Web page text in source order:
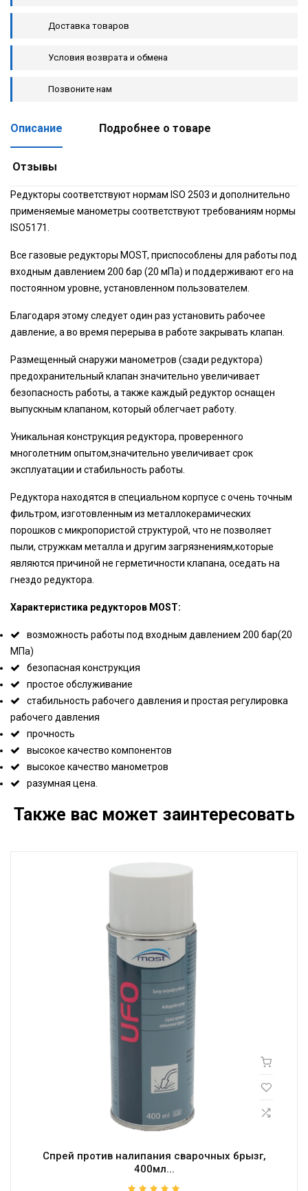
Доставка товаров
Условия возврата и обмена
Позвоните нам
Описание Подробнее о товаре
Отзывы
Редукторы соответствуют нормам ISO 2503 и дополнительно
применяемые манометры соответствуют требованиям нормы
ISO5171.
Все газовые редукторы MOST, приспособлены для работы под
входным давлением 200 бар (20 мПа) и поддерживают его на
постоянном уровне, установленном пользователем.
Благодаря этому следует один раз установить рабочее
давление, а во время перерыва в работе закрывать клапан.
Размещенный снаружи манометров (сзади редуктора)
предохранительный клапан значительно увеличивает
безопасность работы, а также каждый редуктор оснащен
выпускным клапаном, который облегчает работу.
Уникальная конструкция редуктора, проверенного
многолетним опытом,значительно увеличивает срок
эксплуатации и стабильность работы.
Редуктора находятся в специальном корпусе с очень точным
фильтром, изготовленным из металлокерамических
порошков с микропористой структурой, что не позволяет
пыли, стружкам металла и другим загрязнениям,которые
являются причиной не герметичности клапана, оседать на
гнездо редуктора.
Характеристика редукторов MOST:
возможность работы под входным давлением 200 бар(20
МПа)
безопасная конструкция
простое обслуживание
стабильность рабочего давления и простая регулировка
рабочего давления
прочность
высокое качество компонентов
высокое качество манометров
разумная цена.
Также вас может заинтересовать
Спрей против налипания сварочных брызг,
400мл...